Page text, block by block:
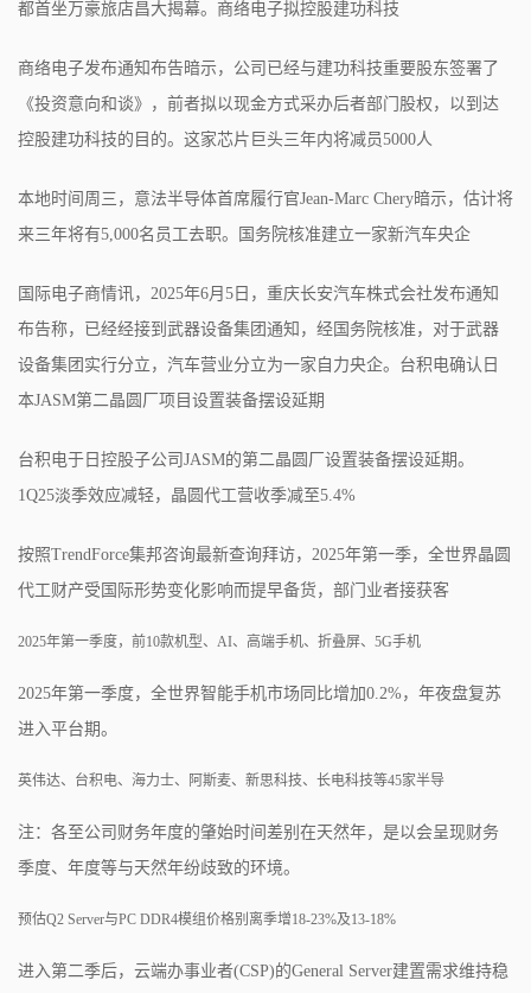
都首坐万豪旅店昌大揭幕。商络电子拟控股建功科技
商络电子发布通知布告暗示，公司已经与建功科技重要股东签署了
《投资意向和谈》，前者拟以现金方式采办后者部门股权，以到达
控股建功科技的目的。这家芯片巨头三年内将减员5000人
本地时间周三，意法半导体首席履行官Jean-Marc Chery暗示，估计将
来三年将有5,000名员工去职。国务院核准建立一家新汽车央企
国际电子商情讯，2025年6月5日，重庆长安汽车株式会社发布通知
布告称，已经经接到武器设备集团通知，经国务院核准，对于武器
设备集团实行分立，汽车营业分立为一家自力央企。台积电确认日
本JASM第二晶圆厂项目设置装备摆设延期
台积电于日控股子公司JASM的第二晶圆厂设置装备摆设延期。
1Q25淡季效应减轻，晶圆代工营收季减至5.4%
按照TrendForce集邦咨询最新查询拜访，2025年第一季，全世界晶圆
代工财产受国际形势变化影响而提早备货，部门业者接获客
2025年第一季度，前10款机型、AI、高端手机、折叠屏、5G手机
2025年第一季度，全世界智能手机市场同比增加0.2%，年夜盘复苏
进入平台期。
英伟达、台积电、海力士、阿斯麦、新思科技、长电科技等45家半导
注：各至公司财务年度的肇始时间差别在天然年，是以会呈现财务
季度、年度等与天然年纷歧致的环境。
预估Q2 Server与PC DDR4模组价格别离季增18-23%及13-18%
进入第二季后，云端办事业者(CSP)的General Server建置需求维持稳